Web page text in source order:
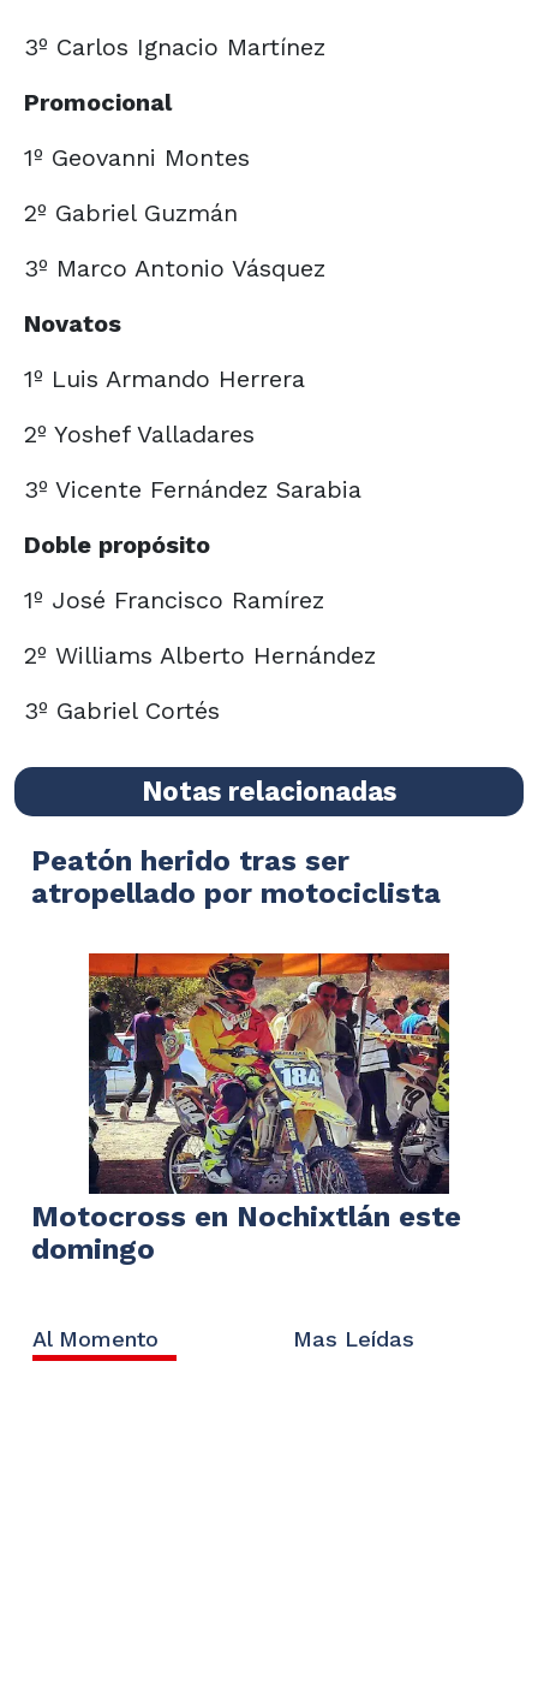
3º Carlos Ignacio Martínez
Promocional
1º Geovanni Montes
2º Gabriel Guzmán
3º Marco Antonio Vásquez
Novatos
1º Luis Armando Herrera
2º Yoshef Valladares
3º Vicente Fernández Sarabia
Doble propósito
1º José Francisco Ramírez
2º Williams Alberto Hernández
3º Gabriel Cortés
Notas relacionadas
Peatón herido tras ser
atropellado por motociclista
Motocross en Nochixtlán este
domingo
Al Momento Mas Leídas